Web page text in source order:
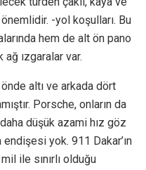
-yol koşulları. Bu
hem de alt ön pano
ızgaralar var.
altı ve arkada dört
Porsche, onların da
düşük azami hız göz
endişesi yok. 911 Dakar’ın
ile sınırlı olduğu